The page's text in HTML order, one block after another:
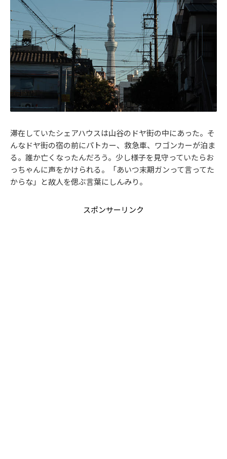
滞在していたシェアハウスは山谷のドヤ街の中にあった。そ
んなドヤ街の宿の前にパトカー、救急車、ワゴンカーが泊ま
る。誰か亡くなったんだろう。少し様子を見守っていたらお
っちゃんに声をかけられる。「あいつ末期ガンって言ってた
からな」と故人を偲ぶ言葉にしんみり。
スポンサーリンク